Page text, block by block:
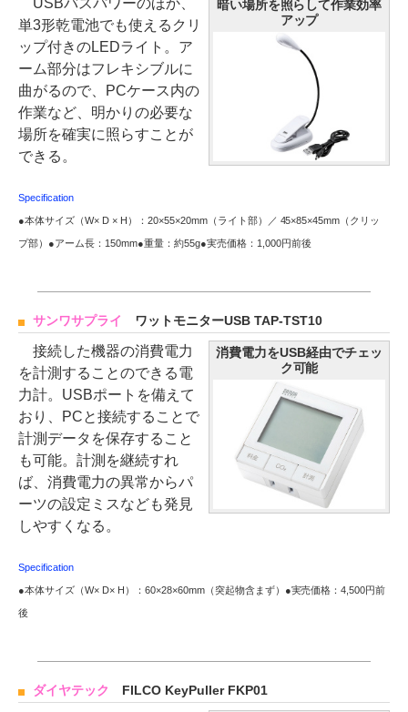
暗い場所を照らして作業効率
アップ
USBバスパワーのほか、
単3形乾電池でも使えるクリ
ップ付きのLEDライト。ア
ーム部分はフレキシブルに
曲がるので、PCケース内の
作業など、明かりの必要な
場所を確実に照らすことが
できる。
Specification
●本体サイズ（W× D × H）：20×55×20mm（ライト部）／ 45×85×45mm（クリッ
プ部）●アーム長：150mm●重量：約55g●実売価格：1,000円前後
サンワサプライ ワットモニターUSB TAP-TST10
消費電力をUSB経由でチェッ
ク可能
接続した機器の消費電力
を計測することのできる電
力計。USBポートを備えて
おり、PCと接続することで
計測データを保存すること
も可能。計測を継続すれ
ば、消費電力の異常からパ
ーツの設定ミスなども発見
しやすくなる。
Specification
●本体サイズ（W× D× H）：60×28×60mm（突起物含まず）●実売価格：4,500円前
後
ダイヤテック FILCO KeyPuller FKP01